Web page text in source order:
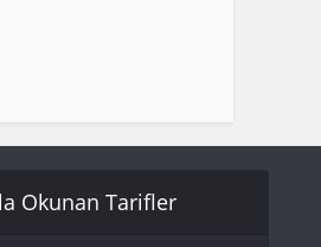
Okunan Tarifler